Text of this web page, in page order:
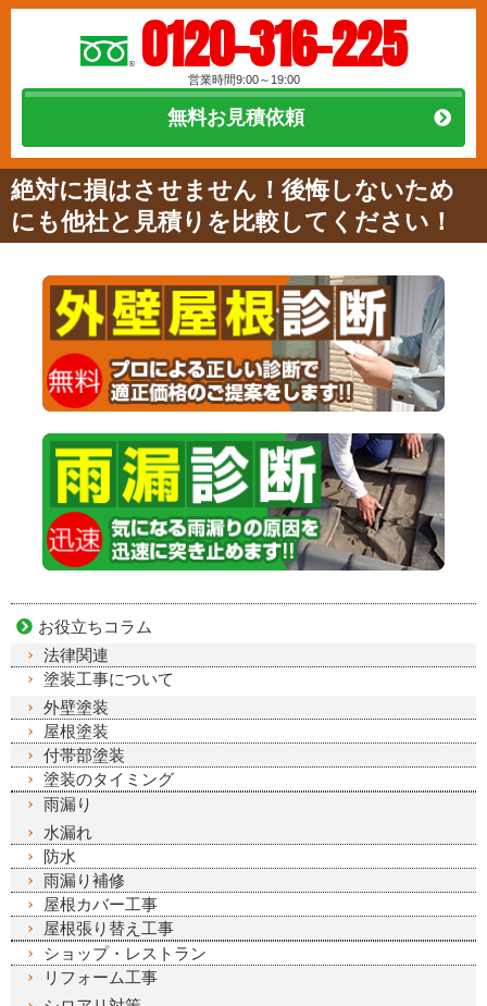
0120-316-225
営業時間9:00～19:00
無料お見積依頼
絶対に損はさせません！後悔しないため
にも他社と見積りを比較してください！
お役立ちコラム
法律関連
塗装工事について
外壁塗装
屋根塗装
付帯部塗装
塗装のタイミング
雨漏り
水漏れ
防水
雨漏り補修
屋根カバー工事
屋根張り替え工事
ショップ・レストラン
リフォーム工事